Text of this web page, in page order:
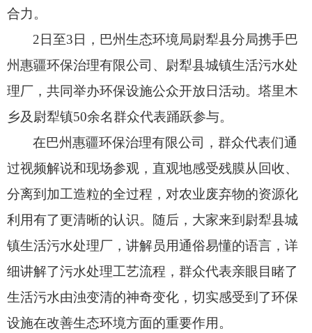
合力。
2日至3日， 巴州生态环境局尉犁县分局携手巴
州惠疆环保治理有限公司、 尉犁县城镇生活污水处
理厂， 共同举办环保设施公众开放日活动。 塔里木
乡及尉犁镇50余名群众代表踊跃参与。
在巴州惠疆环保治理有限公司， 群众代表们通
过视频解说和现场参观， 直观地感受残膜从回收、
分离到加工造粒的全过程， 对农业废弃物的资源化
利用有了更清晰的认识。 随后， 大家来到尉犁县城
镇生活污水处理厂， 讲解员用通俗易懂的语言， 详
细讲解了污水处理工艺流程， 群众代表亲眼目睹了
生活污水由浊变清的神奇变化， 切实感受到了环保
设施在改善生态环境方面的重要作用。